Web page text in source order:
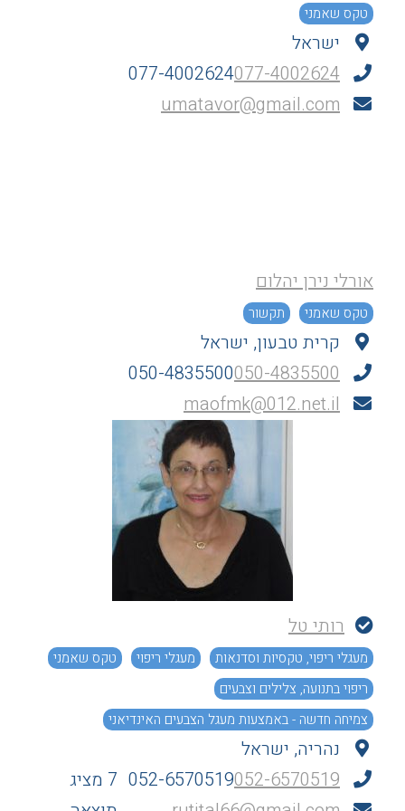
טקס שאמני
ישראל
077-4002624077-4002624
umatavor@gmail.com
אורלי נירן יהלום
טקס שאמני תקשור
קרית טבעון, ישראל
050-4835500050-4835500
maofmk@012.net.il
רותי טל
מעגלי ריפוי, טקסיות וסדנאות מעגלי ריפוי
טקס שאמני
ריפוי בתנועה, צלילים וצבעים
צמיחה חדשה - באמצעות מעגל הצבעים האינדיאני
נהריה, ישראל
052-6570519052-6570519
7 מציג